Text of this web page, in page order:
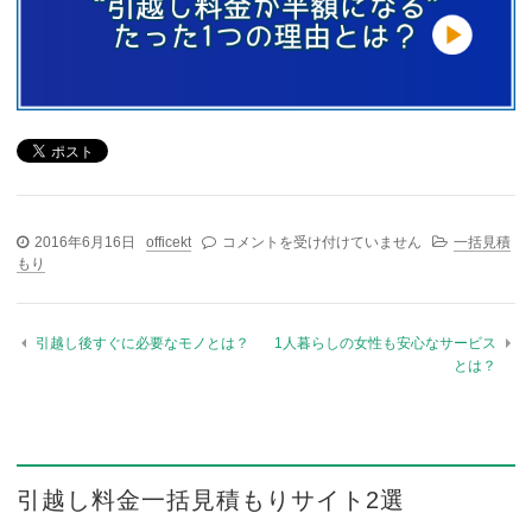
2016年6月16日 officekt
引越しの見積もりを取るタイミング（繁忙期
コメントを受け付けていません
一括見積
もり
引越し後すぐに必要なモノとは？
1人暮らしの女性も安心なサービス
とは？
引越し料金一括見積もりサイト2選